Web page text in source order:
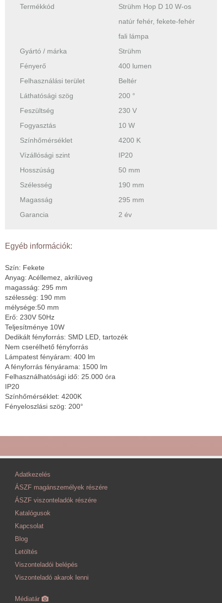
Termékkód
Strühm Hop D 10 W-os
natúr fehér, fekete-fehér
fali lámpa
Gyártó / márka
Strühm
Fényerő
400 lumen
Felhasználási terület
Beltér
Láthatósági szög
200 °
Feszültség
230 V
Fogyasztás
10 W
Színhőmérséklet
4200 K
Vízállósági szint
IP20
Hosszúság
50 mm
Szélesség
190 mm
Magasság
295 mm
Garancia
2 év
Egyéb információk:
Szín: Fekete
Anyag: Acéllemez, akrilüveg
magasság: 295 mm
szélesség: 190 mm
mélysége:50 mm
Erő: 230V 50Hz
Teljesítménye 10W
Dedikált fényforrás: SMD LED, tartozék
Nem cserélhető fényforrás
Lámpatest fényáram: 400 lm
A fényforrás fényárama: 1500 lm
Felhasználhatósági idő: 25.000 óra
IP20
Színhőmérséklet: 4200K
Fényeloszlási szög: 200°
Adatkezelés
ÁSZF magánszemélyek részére
ÁSZF viszonteladók részére
Katalógusok
Kapcsolat
Blog
Letöltés
Viszonteladói belépés
Viszonteladó akarok lenni
Médiatár